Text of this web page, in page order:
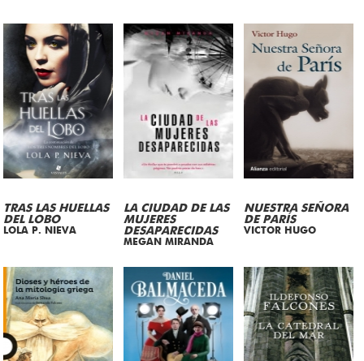
TRAS LAS HUELLAS
DEL LOBO
LOLA P. NIEVA
LA CIUDAD DE LAS
MUJERES
DESAPARECIDAS
MEGAN MIRANDA
NUESTRA SEÑORA
DE PARÍS
VICTOR HUGO